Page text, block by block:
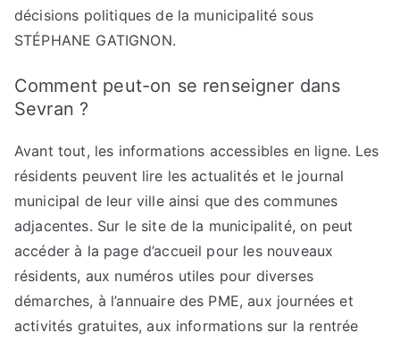
décisions politiques de la municipalité sous
STÉPHANE GATIGNON.
Comment peut-on se renseigner dans
Sevran ?
Avant tout, les informations accessibles en ligne. Les
résidents peuvent lire les actualités et le journal
municipal de leur ville ainsi que des communes
adjacentes. Sur le site de la municipalité, on peut
accéder à la page d’accueil pour les nouveaux
résidents, aux numéros utiles pour diverses
démarches, à l’annuaire des PME, aux journées et
activités gratuites, aux informations sur la rentrée